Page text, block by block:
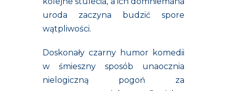
uroda zaczyna budzić spore
wątpliwości.
Doskonały czarny humor komedii
w śmieszny sposób unaocznia
nielogiczną pogoń za